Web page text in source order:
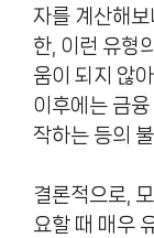
자를 계산해
한, 이런 유형
움이 되지 않
이후에는 금
작하는 등의
결론적으로,
요할 때 매우